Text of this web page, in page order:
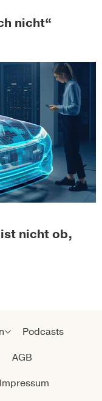
nicht“
nicht ob,
Podcasts
AGB
Impressum